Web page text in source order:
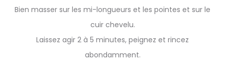
Bien masser sur les mi-longueurs et les pointes et sur le
cuir chevelu.
Laissez agir 2 à 5 minutes, peignez et rincez
abondamment.